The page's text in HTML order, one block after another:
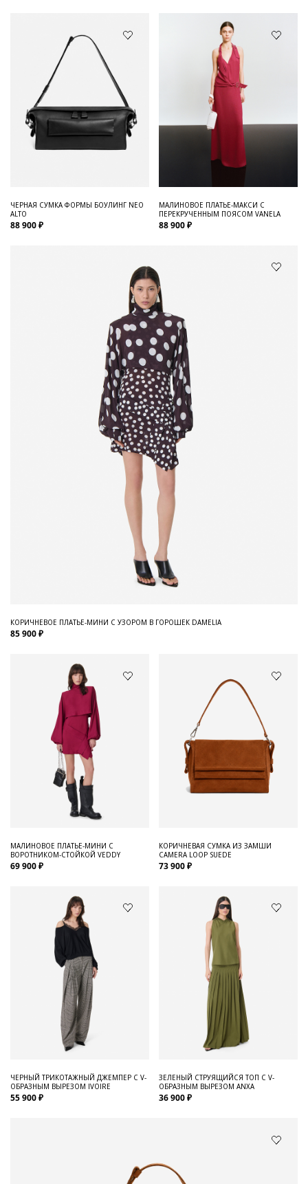
ЧЕРНАЯ СУМКА ФОРМЫ БОУЛИНГ NEO
ALTO
88 900 ₽
МАЛИНОВОЕ ПЛАТЬЕ-МАКСИ С
ПЕРЕКРУЧЕННЫМ ПОЯСОМ VANELA
88 900 ₽
КОРИЧНЕВОЕ ПЛАТЬЕ-МИНИ С УЗОРОМ В ГОРОШЕК DAMELIA
85 900 ₽
МАЛИНОВОЕ ПЛАТЬЕ-МИНИ С
ВОРОТНИКОМ-СТОЙКОЙ VEDDY
69 900 ₽
КОРИЧНЕВАЯ СУМКА ИЗ ЗАМШИ
CAMERA LOOP SUEDE
73 900 ₽
ЧЕРНЫЙ ТРИКОТАЖНЫЙ ДЖЕМПЕР С V-
ОБРАЗНЫМ ВЫРЕЗОМ IVOIRE
55 900 ₽
ЗЕЛЕНЫЙ СТРУЯЩИЙСЯ ТОП С V-
ОБРАЗНЫМ ВЫРЕЗОМ ANXA
36 900 ₽